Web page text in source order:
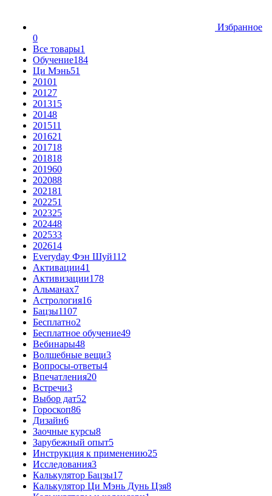
Избранное
0
Все товары1
Обучение184
Ци Мэнь51
20101
20127
201315
20148
201511
201621
201718
201818
201960
202088
202181
202251
202325
202448
202533
202614
Everyday Фэн Шуй112
Активации41
Активизации178
Альманах7
Астрология16
Бацзы1107
Бесплатно2
Бесплатное обучение49
Вебинары48
Волшебные вещи3
Вопросы-ответы4
Впечатления20
Встречи3
Выбор дат52
Гороскоп86
Дизайн6
Заочные курсы8
Зарубежный опыт5
Инструкция к применению25
Исследования3
Калькулятор Бацзы17
Калькулятор Ци Мэнь Дунь Цзя8